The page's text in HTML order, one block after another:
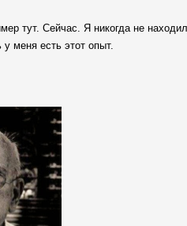
тут. Сейчас. Я никогда не находил
меня есть этот опыт.